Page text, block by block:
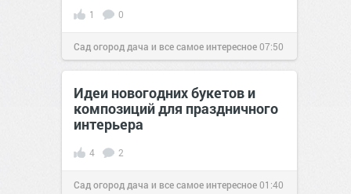
1 0
Сад огород дача и все самое интересное07:50
07 окт 2016
Идеи новогодних букетов и
композиций для праздничного
интерьера
4 2
Сад огород дача и все самое интересное01:40